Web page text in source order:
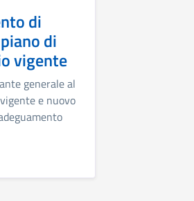
di
di
vigente
generale al
e nuovo